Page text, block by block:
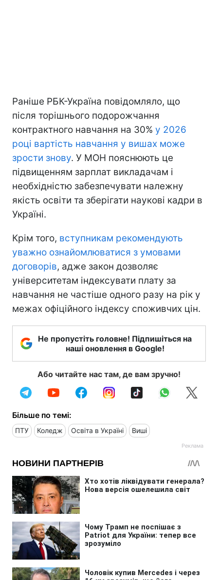
Раніше РБК-Україна повідомляло, що
після торішнього подорожчання
контрактного навчання на 30% у 2026
році вартість навчання у вишах може
зрости знову. У МОН пояснюють це
підвищенням зарплат викладачам і
необхідністю забезпечувати належну
якість освіти та зберігати наукові кадри в
Україні.
Крім того, вступникам рекомендують
уважно ознайомлюватися з умовами
договорів, адже закон дозволяє
університетам індексувати плату за
навчання не частіше одного разу на рік у
межах офіційного індексу споживчих цін.
Не пропустіть головне! Підпишіться на
наші оновлення в Google!
Або читайте нас там, де вам зручно!
Більше по темі:
ПТУ Коледж Освіта в Україні Виші